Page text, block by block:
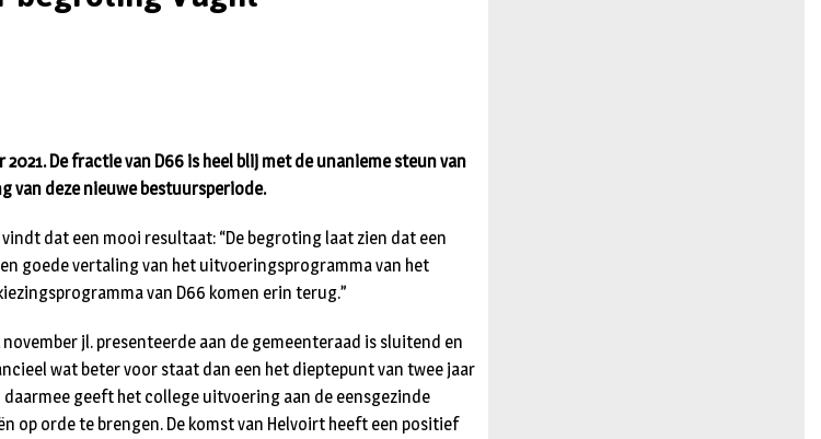
2021. De fractie van D66 is heel blij met de unanieme steun van
van deze nieuwe bestuursperiode.
dat een mooi resultaat: “De begroting laat zien dat een
goede vertaling van het uitvoeringsprogramma van het
van D66 komen erin terug.”
jl. presenteerde aan de gemeenteraad is sluitend en
wat beter voor staat dan een het dieptepunt van twee jaar
geeft het college uitvoering aan de eensgezinde
op orde te brengen. De komst van Helvoirt heeft een positief